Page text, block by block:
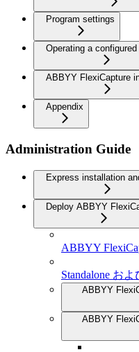
Program settings
Operating a
ABBYY FlexiCapture
Appendix
Administration Guide
Express installation
Deploy ABBYY
ABBYY
Standalone お
ABBYY
ABBYY